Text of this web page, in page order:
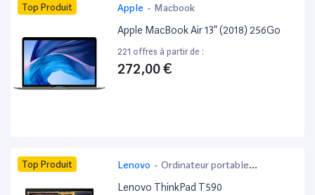
Top Produit Apple - Macbook
Apple MacBook Air 13” (2018) 256Go
221 offres à partir de :
272,00 €
Top Produit Lenovo - Ordinateur portable
bureautique
Lenovo ThinkPad T590